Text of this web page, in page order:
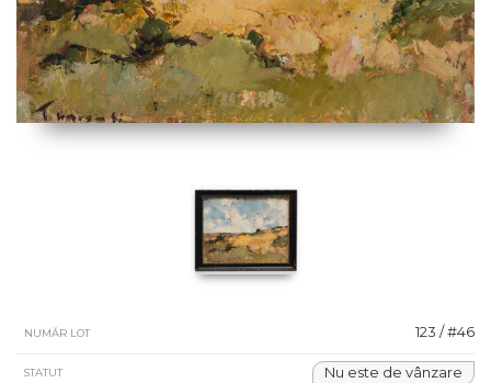
NUMĂR LOT 123 / #46
STATUT Nu este de vânzare